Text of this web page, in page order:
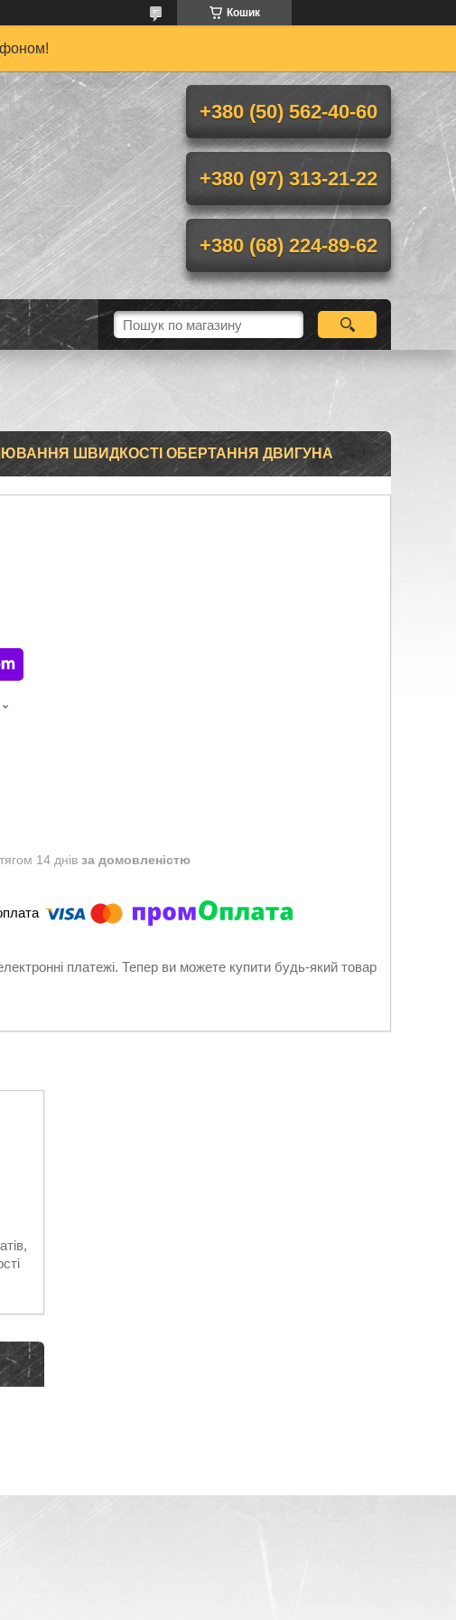
Кошик
+380 (50) 562-40-60
+380 (97) 313-21-22
+380 (68) 224-89-62
ШВИДКОСТІ ОБЕРТАННЯ ДВИГУНА
14 днів за домовленістю
платежі. Тепер ви можете купити будь-який товар